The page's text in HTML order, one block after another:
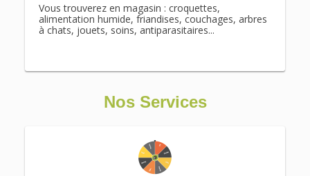
Vous trouverez en magasin : croquettes,
alimentation humide, friandises, couchages, arbres
à chats, jouets, soins, antiparasitaires...
Nos Services